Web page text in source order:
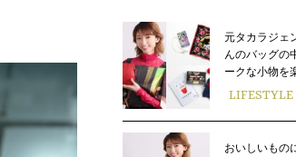
元タカラジェ
んのバッグの
ークな小物を
LIFESTYLE
おいしいもの